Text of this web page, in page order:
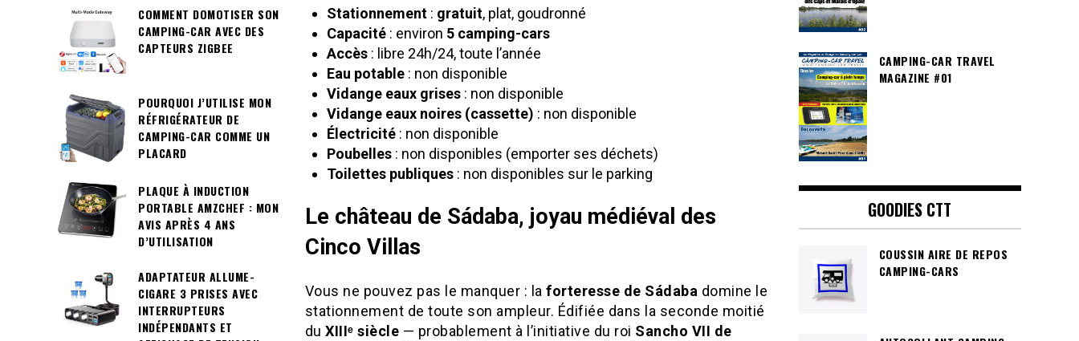
Stationnement: gratuit, plat, goudronné
Capacité: environ 5 camping-cars
Accès: libre 24h/24, toute l’année
Eau potable: non disponible
Vidange eaux grises: non disponible
Vidange eaux noires (cassette) : non disponible
Électricité: non disponible
Poubelles: non disponibles (emporter ses déchets)
Toilettes publiques: non disponibles sur le parking
Le château de Sádaba, joyau médiéval des
Cinco Villas
Vous ne pouvez pas le manquer : la forteresse de Sádaba domine le
stationnement de toute son ampleur. Édifiée dans la seconde moitié
du XIIIᵉ siècle — probablement à l’initiative du roi Sancho VII de
COMMENT DOMOTISER SON
CAMPING-CAR AVEC DES
CAPTEURS ZIGBEE
POURQUOI J’UTILISE MON
RÉFRIGÉRATEUR DE
CAMPING-CAR COMME UN
PLACARD
PLAQUE À INDUCTION
PORTABLE AMZCHEF : MON
AVIS APRÈS 4 ANS
D’UTILISATION
ADAPTATEUR ALLUME-
CIGARE 3 PRISES AVEC
INTERRUPTEURS
INDÉPENDANTS ET
CAMPING-CAR TRAVEL
MAGAZINE #01
GOODIES CTT
COUSSIN AIRE DE REPOS
CAMPING-CARS